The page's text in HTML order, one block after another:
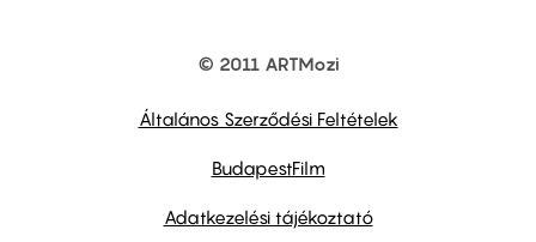
© 2011 ARTMozi
Általános Szerződési Feltételek
BudapestFilm
Adatkezelési tájékoztató